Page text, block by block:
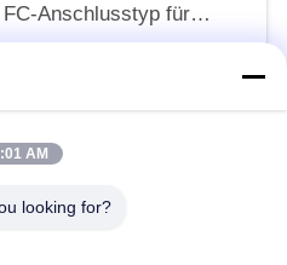
FC-Anschlusstyp für
SIE MIT UNS IN
VERBINDUNG
AM
looking for?